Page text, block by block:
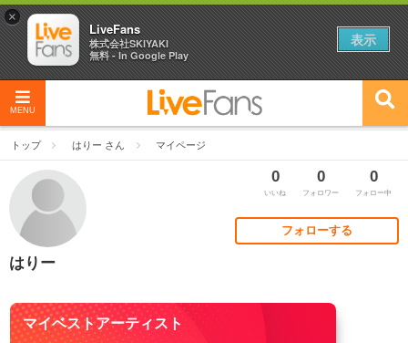
MENU
トップ はりー さん マイページ
0
いいね
0
フォロワー
0
フォロー中
フォローする
はりー
マイベストアーティスト
×
LiveFans
株式会社SKIYAKI
無料 - In Google Play
表示